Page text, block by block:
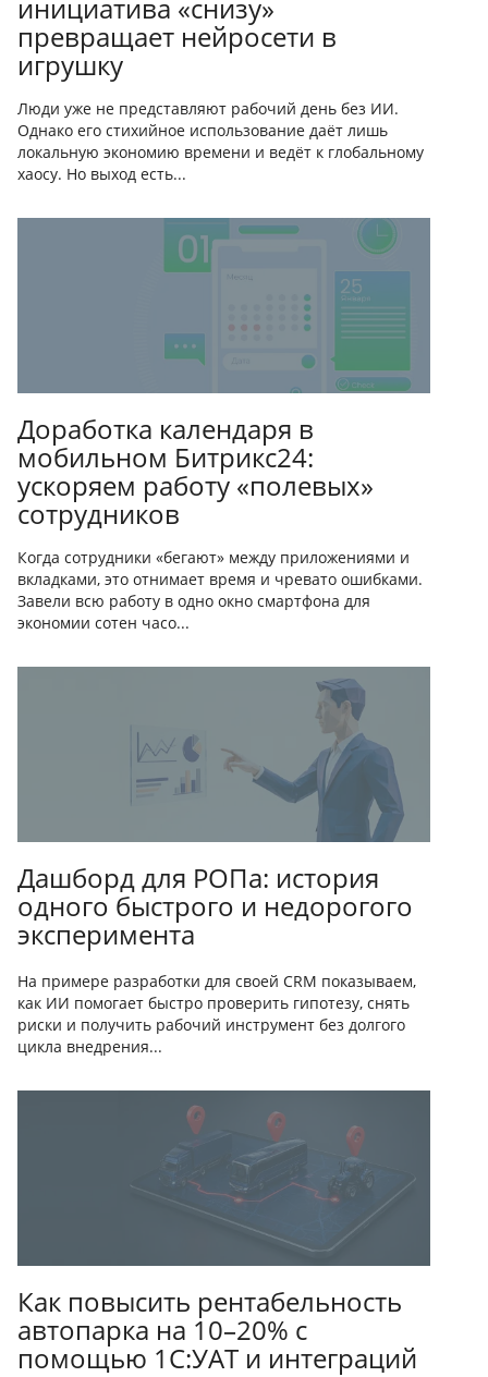
инициатива «снизу»
превращает нейросети в
игрушку
Люди уже не представляют рабочий день без ИИ.
Однако его стихийное использование даёт лишь
локальную экономию времени и ведёт к глобальному
хаосу. Но выход есть...
Доработка календаря в
мобильном Битрикс24:
ускоряем работу «полевых»
сотрудников
Когда сотрудники «бегают» между приложениями и
вкладками, это отнимает время и чревато ошибками.
Завели всю работу в одно окно смартфона для
экономии сотен часо...
Дашборд для РОПа: история
одного быстрого и недорогого
эксперимента
На примере разработки для своей CRM показываем,
как ИИ помогает быстро проверить гипотезу, снять
риски и получить рабочий инструмент без долгого
цикла внедрения...
Как повысить рентабельность
автопарка на 10–20% с
помощью 1С:УАТ и интеграций